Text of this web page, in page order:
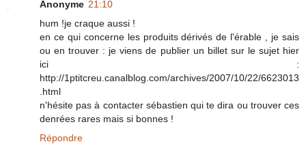
Anonyme 21:10
hum !je craque aussi !
en ce qui concerne les produits dérivés de l'érable , je sais
ou en trouver : je viens de publier un billet sur le sujet hier
ici :
http://1ptitcreu.canalblog.com/archives/2007/10/22/6623013
.html
n'hésite pas à contacter sébastien qui te dira ou trouver ces
denrées rares mais si bonnes !
Répondre